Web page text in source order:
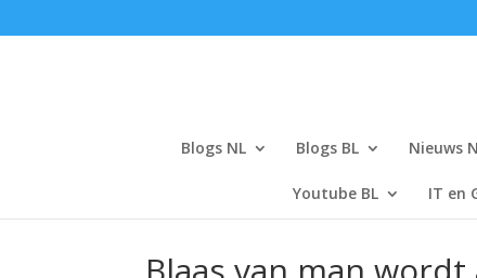
Blogs NL Blogs BL Nieuws
Youtube BL IT en